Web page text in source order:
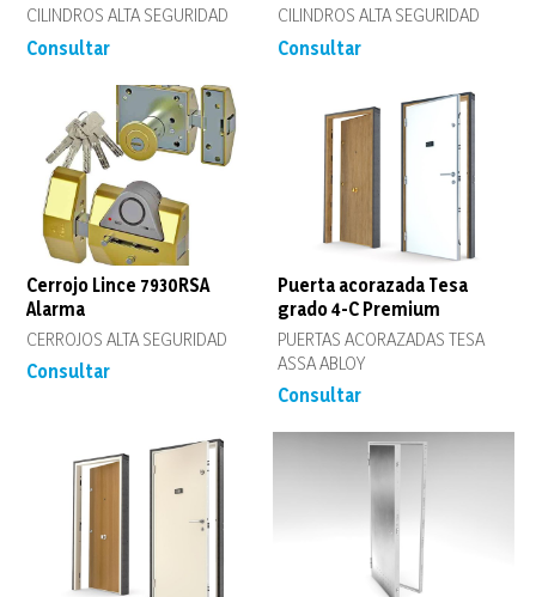
CILINDROS ALTA SEGURIDAD
Consultar
CILINDROS ALTA SEGURIDAD
Consultar
Cerrojo Lince 7930RSA
Alarma
CERROJOS ALTA SEGURIDAD
Consultar
Puerta acorazada Tesa
grado 4-C Premium
PUERTAS ACORAZADAS TESA
ASSA ABLOY
Consultar